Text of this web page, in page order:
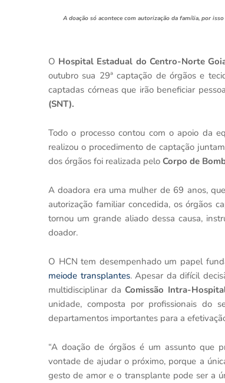
A doação só acontece com autorização da família, por
O Hospital Estadual do Centro-Norte
outubro sua 29ª captação de órgãos e
captadas córneas que irão beneficiar
(SNT).
Todo o processo contou com o apoio da
realizou o procedimento de captação
dos órgãos foi realizada pelo Corpo de
A doadora era uma mulher de 69 anos,
autorização familiar concedida, os órgãos
tornou um grande aliado dessa causa,
doador.
O HCN tem desempenhado um papel
meiode transplantes. Apesar da difícil
multidisciplinar daComissão Intra-
unidade, composta por profissionais do
departamentos importantes para a
“A doação de órgãos é um assunto que
vontade de ajudar o próximo, porque a
gesto de amor e o transplante pode ser a